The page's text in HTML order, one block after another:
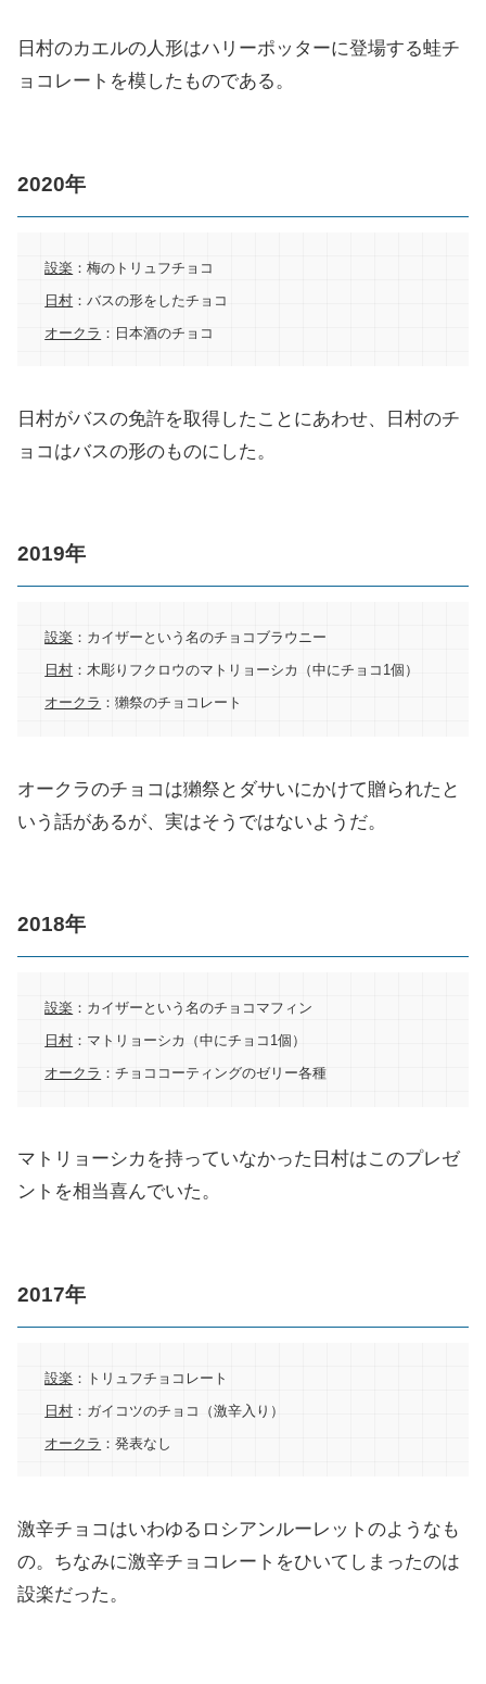
日村のカエルの人形はハリーポッターに登場する蛙チ
ョコレートを模したものである。
2020年
設楽 ：梅のトリュフチョコ
日村 ：バスの形をしたチョコ
オークラ ：日本酒のチョコ
日村がバスの免許を取得したことにあわせ、日村のチ
ョコはバスの形のものにした。
2019年
設楽 ：カイザーという名のチョコブラウニー
日村 ：木彫りフクロウのマトリョーシカ（中にチョコ1個）
オークラ ：獺祭のチョコレート
オークラのチョコは獺祭とダサいにかけて贈られたと
いう話があるが、実はそうではないようだ。
2018年
設楽 ：カイザーという名のチョコマフィン
日村 ：マトリョーシカ（中にチョコ1個）
オークラ ：チョココーティングのゼリー各種
マトリョーシカを持っていなかった日村はこのプレゼ
ントを相当喜んでいた。
2017年
設楽 ：トリュフチョコレート
日村 ：ガイコツのチョコ（激辛入り）
オークラ ：発表なし
激辛チョコはいわゆるロシアンルーレットのようなも
の。ちなみに激辛チョコレートをひいてしまったのは
設楽だった。